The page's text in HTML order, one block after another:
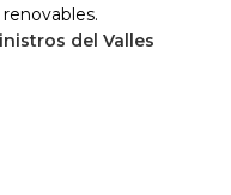
del Valles